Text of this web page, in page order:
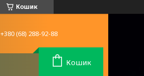
Кошик
+380 (68) 288-92-88
Кошик